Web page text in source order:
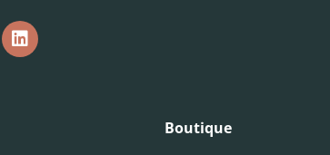
Boutique